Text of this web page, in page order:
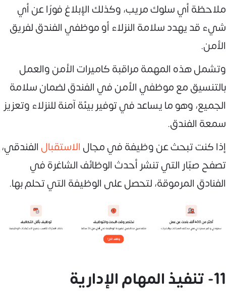
ملاحظة أي سلوك مريب، وكذلك الإبلاغ فورًا عن أي
شيء قد يهدد سلامة النزلاء أو موظفي الفندق لفريق
الأمن.
وتشمل هذه المهمة مراقبة كاميرات الأمن والعمل
بالتنسيق مع موظفي الأمن في الفندق لضمان سلامة
الجميع، وهو ما يساعد في توفير بيئة آمنة للنزلاء وتعزيز
سمعة الفندق.
إذا كنت تبحث عن وظيفة في مجال الاستقبال الفندقي،
تصفح صبّار التي تنشر أحدث الوظائف الشاغرة في
الفنادق المرموقة، لتحصل على الوظيفة التي تحلم بها.
11- تنفيذ المهام الإدارية